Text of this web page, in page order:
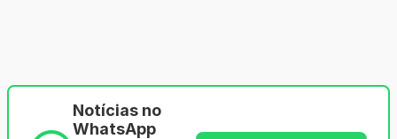
Notícias no
WhatsApp